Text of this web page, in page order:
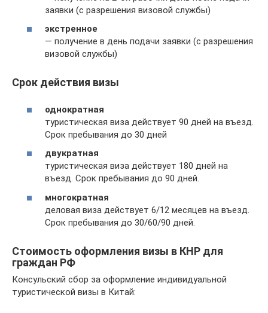
заявки (с разрешения визовой службы)
экстренное
— получение в день подачи заявки (с разрешения
визовой службы)
Срок действия визы
однократная
туристическая виза действует 90 дней на въезд.
Срок пребывания до 30 дней
двукратная
туристическая виза действует 180 дней на
въезд. Срок пребывания до 90 дней.
многократная
деловая виза действует 6/12 месяцев на въезд.
Срок пребывания до 30/60/90 дней.
Стоимость оформления визы в КНР для
граждан РФ
Консульский сбор за оформление индивидуальной
туристической визы в Китай: